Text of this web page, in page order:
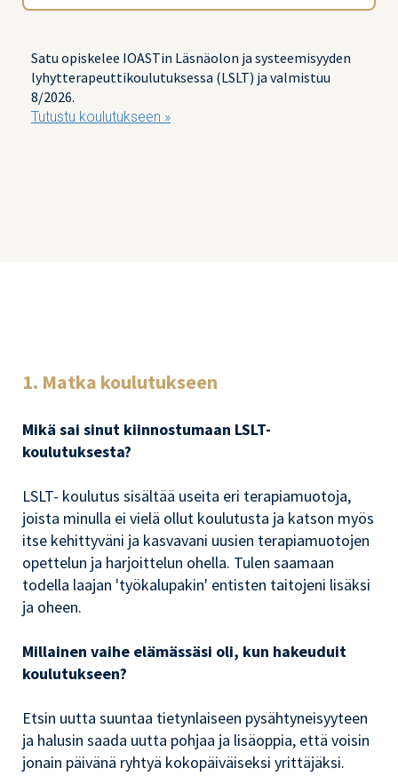
Satu opiskelee IOASTin Läsnäolon ja systeemisyyden
lyhytterapeuttikoulutuksessa (LSLT) ja valmistuu
8/2026.
Tutustu koulutukseen »
1. Matka koulutukseen
Mikä sai sinut kiinnostumaan LSLT-
koulutuksesta?
LSLT- koulutus sisältää useita eri terapiamuotoja,
joista minulla ei vielä ollut koulutusta ja katson myös
itse kehittyväni ja kasvavani uusien terapiamuotojen
opettelun ja harjoittelun ohella. Tulen saamaan
todella laajan 'työkalupakin' entisten taitojeni lisäksi
ja oheen.
Millainen vaihe elämässäsi oli, kun hakeuduit
koulutukseen?
Etsin uutta suuntaa tietynlaiseen pysähtyneisyyteen
ja halusin saada uutta pohjaa ja lisäoppia, että voisin
jonain päivänä ryhtyä kokopäiväiseksi yrittäjäksi.